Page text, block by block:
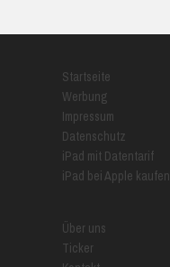
Startseite
Werbung
Impressum
Datenschutz
iPad mit Datentarif
iPad bei Apple kaufen
Über uns
Ticker